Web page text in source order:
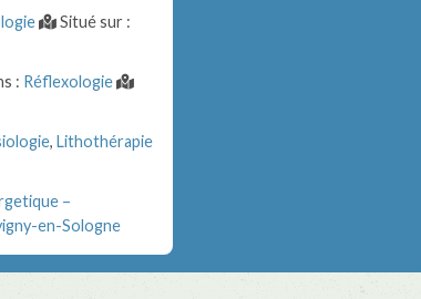
Situé sur :
: Réflexologie
, Lithothérapie
–
en-Sologne